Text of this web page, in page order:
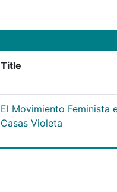
Title
El Movimiento Feminista
Casas Violeta